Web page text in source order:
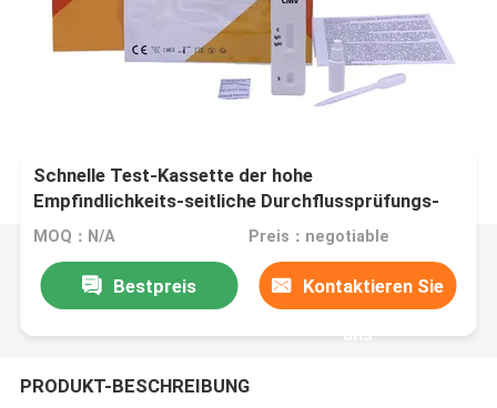
Schnelle Test-Kassette der hohe
Empfindlichkeits-seitliche Durchflussprüfungs-
Streifen-25T 40T CMV IgG IgM
MOQ：N/A Preis：negotiable
Bestpreis Kontaktieren Sie
uns
PRODUKT-BESCHREIBUNG